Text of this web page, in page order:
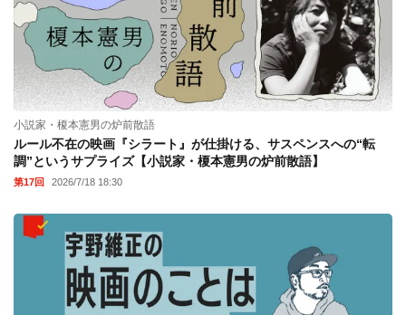
小説家・榎本憲男の炉前散語
ルール不在の映画『シラート』が仕掛ける、サスペンスへの“転
調”というサプライズ【小説家・榎本憲男の炉前散語】
第17回 2026/7/18 18:30